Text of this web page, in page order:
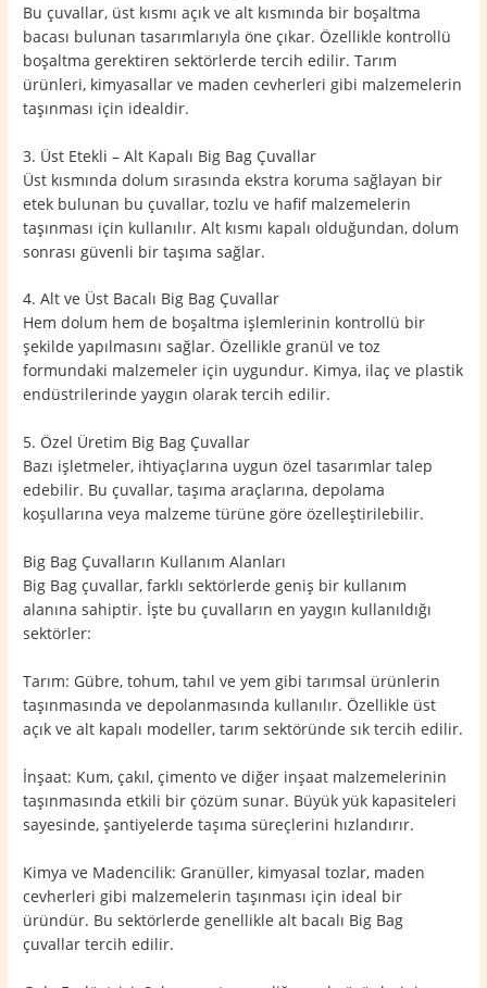
Bu çuvallar, üst kısmı açık ve alt kısmında bir boşaltma
bacası bulunan tasarımlarıyla öne çıkar. Özellikle kontrollü
boşaltma gerektiren sektörlerde tercih edilir. Tarım
ürünleri, kimyasallar ve maden cevherleri gibi malzemelerin
taşınması için idealdir.
3. Üst Etekli – Alt Kapalı Big Bag Çuvallar
Üst kısmında dolum sırasında ekstra koruma sağlayan bir
etek bulunan bu çuvallar, tozlu ve hafif malzemelerin
taşınması için kullanılır. Alt kısmı kapalı olduğundan, dolum
sonrası güvenli bir taşıma sağlar.
4. Alt ve Üst Bacalı Big Bag Çuvallar
Hem dolum hem de boşaltma işlemlerinin kontrollü bir
şekilde yapılmasını sağlar. Özellikle granül ve toz
formundaki malzemeler için uygundur. Kimya, ilaç ve plastik
endüstrilerinde yaygın olarak tercih edilir.
5. Özel Üretim Big Bag Çuvallar
Bazı işletmeler, ihtiyaçlarına uygun özel tasarımlar talep
edebilir. Bu çuvallar, taşıma araçlarına, depolama
koşullarına veya malzeme türüne göre özelleştirilebilir.
Big Bag Çuvalların Kullanım Alanları
Big Bag çuvallar, farklı sektörlerde geniş bir kullanım
alanına sahiptir. İşte bu çuvalların en yaygın kullanıldığı
sektörler:
Tarım: Gübre, tohum, tahıl ve yem gibi tarımsal ürünlerin
taşınmasında ve depolanmasında kullanılır. Özellikle üst
açık ve alt kapalı modeller, tarım sektöründe sık tercih edilir.
İnşaat: Kum, çakıl, çimento ve diğer inşaat malzemelerinin
taşınmasında etkili bir çözüm sunar. Büyük yük kapasiteleri
sayesinde, şantiyelerde taşıma süreçlerini hızlandırır.
Kimya ve Madencilik: Granüller, kimyasal tozlar, maden
cevherleri gibi malzemelerin taşınması için ideal bir
üründür. Bu sektörlerde genellikle alt bacalı Big Bag
çuvallar tercih edilir.